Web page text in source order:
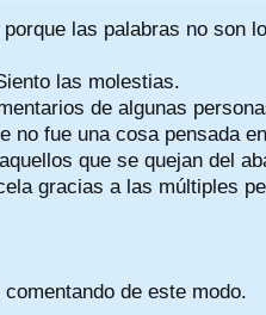
las palabras no son
las molestias.
de algunas
no fue una cosa pensada
que se quejan del
gracias a las múltiples
de este modo.